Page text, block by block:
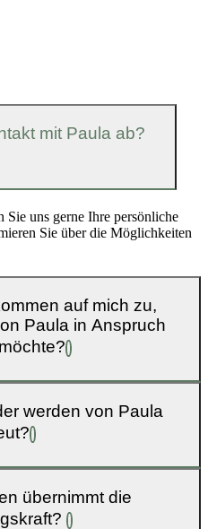
mit Paula ab?
Sie uns gerne Ihre persönliche
Sie über die Möglichkeiten
auf mich zu,
Paula in Anspruch
werden von Paula
übernimmt die